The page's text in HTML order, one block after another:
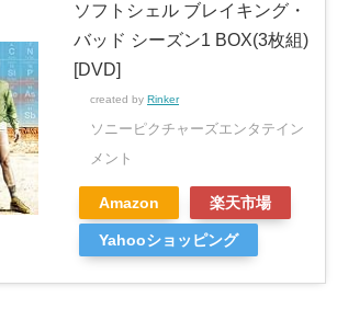
ソフトシェル ブレイキング・
バッド シーズン1 BOX(3枚組)
[DVD]
created by Rinker
ソニーピクチャーズエンタテイン
メント
Amazon 楽天市場
Yahooショッピング